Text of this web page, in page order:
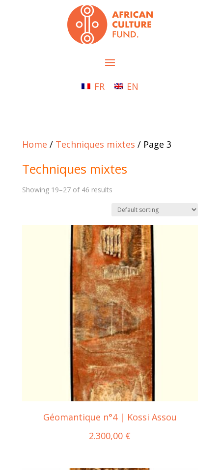
FR EN
Home / Techniques mixtes / Page 3
Techniques mixtes
Showing 19–27 of 46 results
Géomantique n°4 | Kossi Assou
2.300,00 €